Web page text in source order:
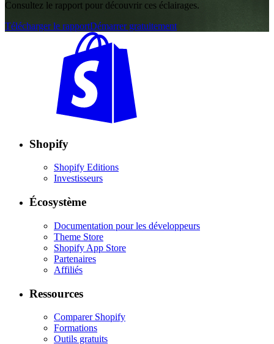
Consultez le rapport pour découvrir ces éclairages.
Télécharger le rapportDémarrer gratuitement
Shopify
Shopify Editions
Investisseurs
Écosystème
Documentation pour les développeurs
Theme Store
Shopify App Store
Partenaires
Affiliés
Ressources
Comparer Shopify
Formations
Outils gratuits